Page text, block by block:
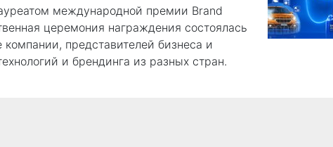
международной премии Brand
церемония награждения состоялась
представителей бизнеса и
и брендинга из разных стран.